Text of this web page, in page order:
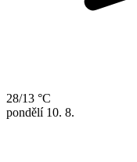
28/13 °C
pondělí 10. 8.